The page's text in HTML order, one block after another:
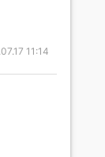
11:14